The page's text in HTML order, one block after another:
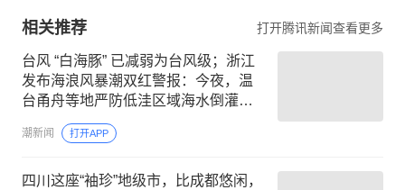
相关推荐 打开腾讯新闻查看更多
台风 “白海豚” 已减弱为台风级；浙江
发布海浪风暴潮双红警报：今夜，温
台甬舟等地严防低洼区域海水倒灌险
潮新闻 打开APP
四川这座“袖珍”地级市，比成都悠闲，